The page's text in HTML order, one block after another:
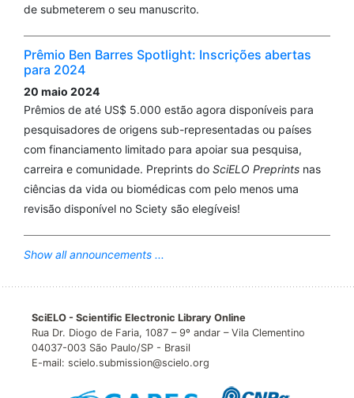
de submeterem o seu manuscrito.
Prêmio Ben Barres Spotlight: Inscrições abertas
para 2024
20 maio 2024
Prêmios de até US$ 5.000 estão agora disponíveis para
pesquisadores de origens sub-representadas ou países
com financiamento limitado para apoiar sua pesquisa,
carreira e comunidade. Preprints do SciELO Preprints nas
ciências da vida ou biomédicas com pelo menos uma
revisão disponível no Sciety são elegíveis!
Show all announcements ...
SciELO - Scientific Electronic Library Online
Rua Dr. Diogo de Faria, 1087 – 9º andar – Vila Clementino
04037-003 São Paulo/SP - Brasil
E-mail: scielo.submission@scielo.org